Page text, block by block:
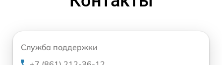
Служба поддержки